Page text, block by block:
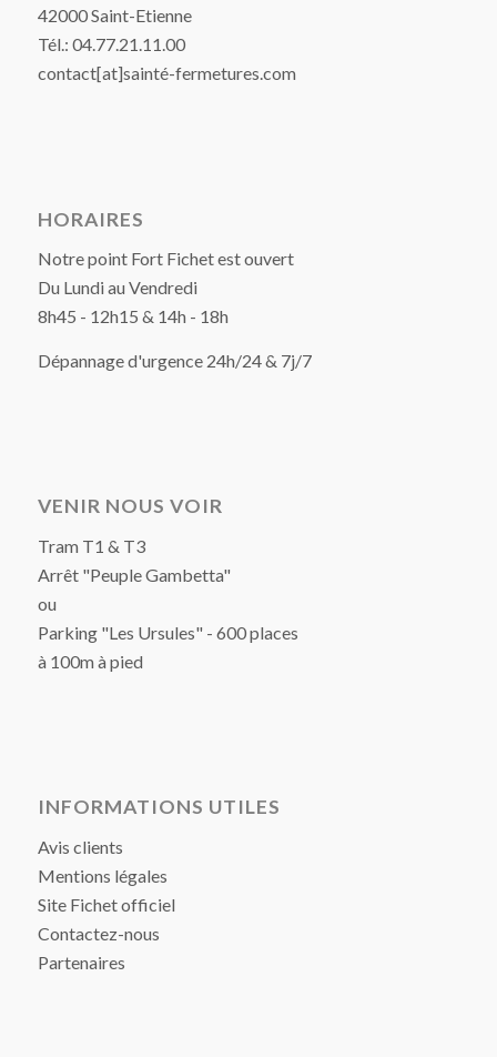
42000 Saint-Etienne
Tél.: 04.77.21.11.00
contact[at]sainté-fermetures.com
HORAIRES
Notre point Fort Fichet est ouvert
Du Lundi au Vendredi
8h45 - 12h15 & 14h - 18h
Dépannage d'urgence 24h/24 & 7j/7
VENIR NOUS VOIR
Tram T1 & T3
Arrêt "Peuple Gambetta"
ou
Parking "Les Ursules" - 600 places
à 100m à pied
INFORMATIONS UTILES
Avis clients
Mentions légales
Site Fichet officiel
Contactez-nous
Partenaires